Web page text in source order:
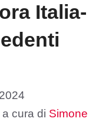
Italia-
a cura di Simone